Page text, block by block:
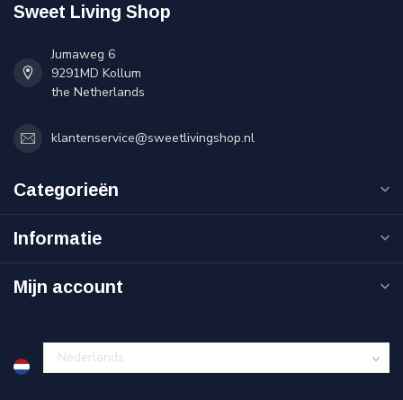
Sweet Living Shop
Jumaweg 6
9291MD Kollum
the Netherlands
klantenservice@sweetlivingshop.nl
Categorieën
Informatie
Mijn account